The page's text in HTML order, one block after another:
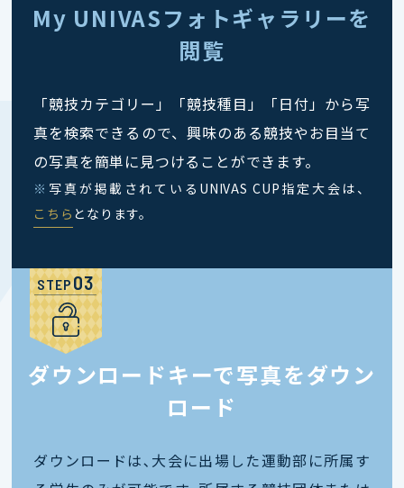
My UNIVASフォトギャラリーを
閲覧
「競技カテゴリー」「競技種目」「日付」から写
真を検索できるので、興味のある競技やお目当て
の写真を簡単に見つけることができます。
※ 写真が掲載されているUNIVAS CUP指定大会は、
こちら となります。
STEP
ダウンロードキーで写真をダウン
ロード
ダウンロードは､大会に出場した運動部に所属す